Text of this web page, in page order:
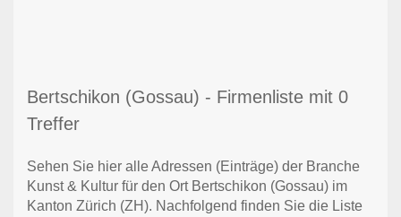
Bertschikon (Gossau) - Firmenliste mit 0
Treffer
Sehen Sie hier alle Adressen (Einträge) der Branche
Kunst & Kultur für den Ort Bertschikon (Gossau) im
Kanton Zürich (ZH). Nachfolgend finden Sie die Liste